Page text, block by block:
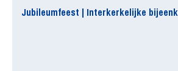
Jubileumfeest | Interkerkelijke